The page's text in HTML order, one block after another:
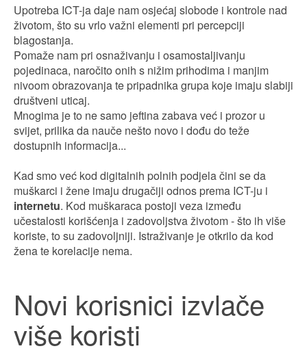
Upotreba ICT-ja daje nam osjećaj slobode i kontrole nad
životom, što su vrlo važni elementi pri percepciji
blagostanja.
Pomaže nam pri osnaživanju i osamostaljivanju
pojedinaca, naročito onih s nižim prihodima i manjim
nivoom obrazovanja te pripadnika grupa koje imaju slabiji
društveni uticaj.
Mnogima je to ne samo jeftina zabava već i prozor u
svijet, prilika da nauče nešto novo i dođu do teže
dostupnih informacija...
Kad smo već kod digitalnih polnih podjela čini se da
muškarci i žene imaju drugačiji odnos prema ICT-ju i
internetu. Kod muškaraca postoji veza između
učestalosti korišćenja i zadovoljstva životom - što ih više
koriste, to su zadovoljniji. Istraživanje je otkrilo da kod
žena te korelacije nema.
Novi korisnici izvlače
više koristi